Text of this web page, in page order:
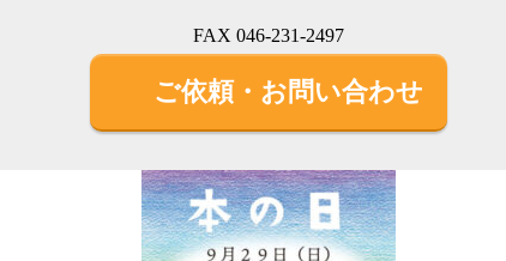
FAX 046-231-2497
ご依頼・お問い合わせ